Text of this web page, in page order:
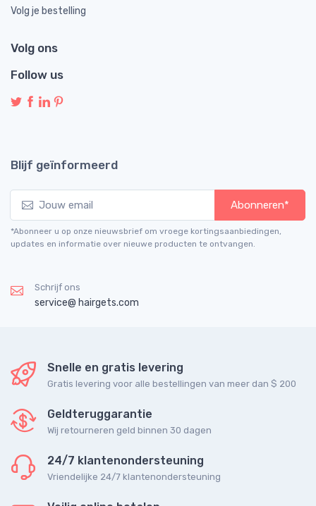
Volg je bestelling
Volg ons
Follow us
Blijf geïnformeerd
Abonneren*
*Abonneer u op onze nieuwsbrief om vroege kortingsaanbiedingen,
updates en informatie over nieuwe producten te ontvangen.
Schrijf ons
service@ hairgets.com
Snelle en gratis levering
Gratis levering voor alle bestellingen van meer dan $ 200
Geldteruggarantie
Wij retourneren geld binnen 30 dagen
24/7 klantenondersteuning
Vriendelijke 24/7 klantenondersteuning